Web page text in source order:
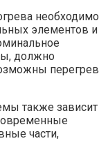
необходимо
элементов и
должно
перегрев
также зависит
части,